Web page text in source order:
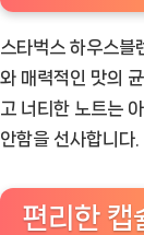
스타벅스 하우스블
와 매력적인 맛의
고 너티한 노트는
안함을 선사합니다.
편리한 캡